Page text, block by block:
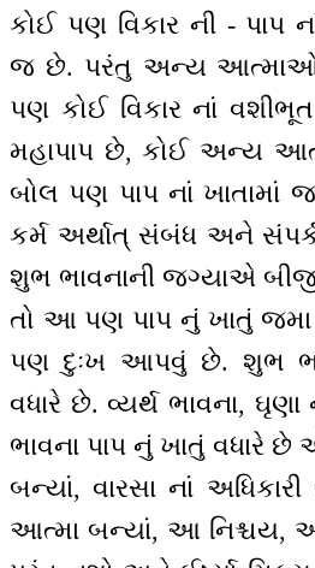
કોઈ પણ વિકાર ની - પાપ
જ છે. પરંતુ અન્ય
પણ કોઈ વિકાર નાં
મહાપાપ છે, કોઈ અન્ય
બોલ પણ પાપ નાં
કર્મ અર્થાત્ સંબંધ અને સંપર્ક
શુભ ભાવનાની જગ્યાએ
તો આ પણ પાપ નું ખાતું
પણ દુઃખ આપવું છે. શુભ
વધારે છે. વ્યર્થ ભાવના, ઘૃણા
ભાવના પાપ નું ખાતું વધારે છે
બન્યાં, વારસા નાં
આત્મા બન્યાં, આ નિશ્ચય,